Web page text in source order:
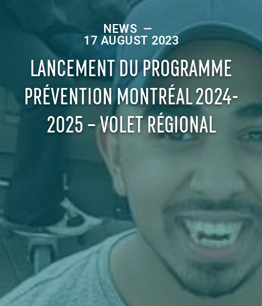
NEWS —
17 AUGUST 2023
LANCEMENT DU PROGRAMME
PRÉVENTION MONTRÉAL 2024-
2025 – VOLET RÉGIONAL